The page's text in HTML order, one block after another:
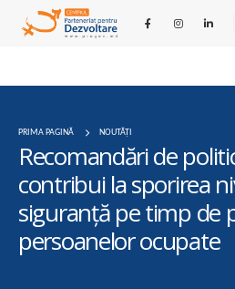
PRIMA PAGINĂ NOUTĂȚI
Recomandări de
contribui la sporirea
siguranță pe timp de
persoanelor ocupate